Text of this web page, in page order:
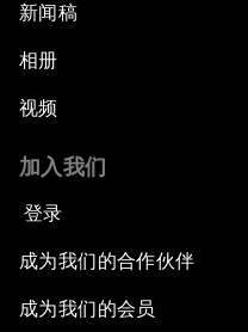
新闻稿
相册
视频
加入我们
登录
成为我们的合作伙伴
成为我们的会员